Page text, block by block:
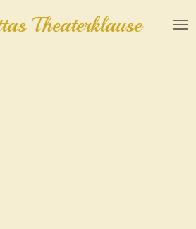
Theaterklause